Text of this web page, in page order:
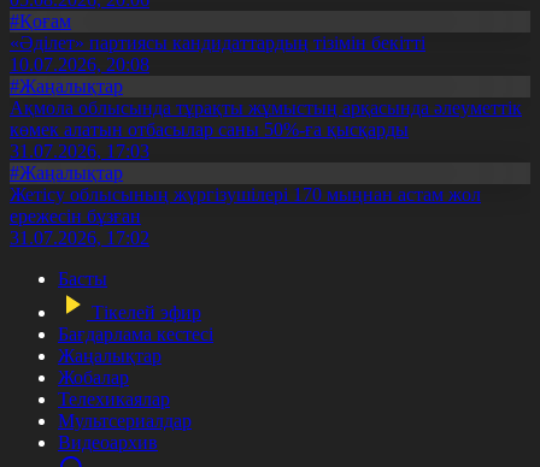
#Қоғам
«Әділет» партиясы кандидаттардың тізімін бекітті
10.07.2026, 20:08
#Жаңалықтар
Ақмола облысында тұрақты жұмыстың арқасында әлеуметтік
көмек алатын отбасылар саны 50%-ға қысқарды
31.07.2026, 17:03
#Жаңалықтар
Жетісу облысының жүргізушілері 170 мыңнан астам жол
ережесін бұзған
31.07.2026, 17:02
Басты
Тікелей эфир
Бағдарлама кестесі
Жаңалықтар
Жобалар
Телехикаялар
Мультсериалдар
Видеоархив